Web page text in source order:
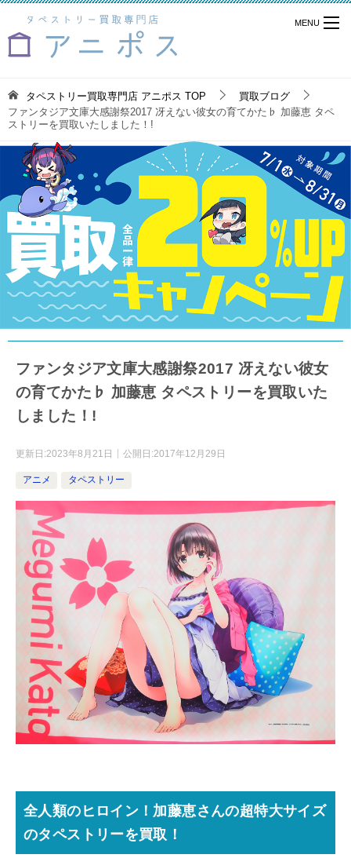
タペストリー買取専門店 アニポス TOP
買取ブログ
ファンタジア文庫大感謝祭2017 冴えない彼女の育てかた♭ 加藤恵 タペ
ストリーを買取いたしました！!
ファンタジア文庫大感謝祭2017 冴えない彼女
の育てかた♭ 加藤恵 タペストリーを買取いた
しました！!
更新日:2023年8月21日 公開日:2017年12月29日
アニメ タペストリー
全人類のヒロイン！加藤恵さんの超特大サイズ
のタペストリーを買取！